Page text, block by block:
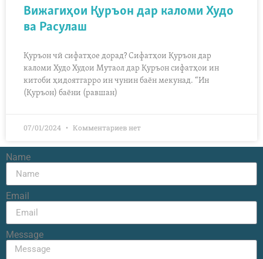
Вижагиҳои Қуръон дар каломи Худо
ва Расулаш
Қуръон чӣ сифатҳое дорад? Сифатҳои Қуръон дар
каломи Худо Худои Мутаол дар Қуръон сифатҳои ин
китоби ҳидоятгарро ин чунин баён мекунад. “Ин
(Қуръон) баёни (равшан)
07/01/2024 Комментариев нет
Name
Email
Message